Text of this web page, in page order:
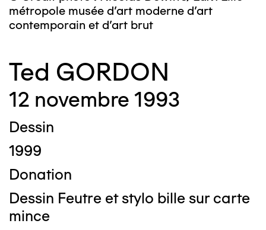
métropole musée d’art moderne d’art
contemporain et d’art brut
Ted GORDON
12 novembre 1993
Dessin
1999
Donation
Dessin Feutre et stylo bille sur carte
mince